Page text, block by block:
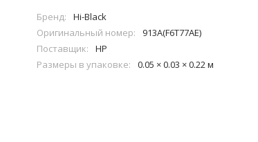
Бренд:
Hi-Black
Оригинальный номер:
913А(F6T77AE)
Поставщик:
HP
Размеры в упаковке:
0.05 × 0.03 × 0.22 м